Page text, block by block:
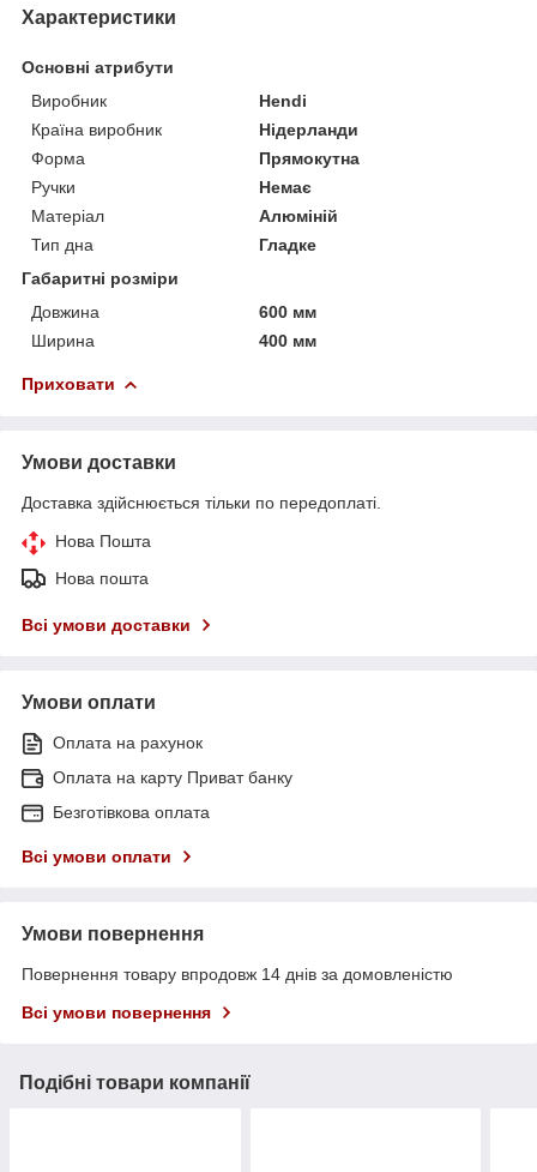
Характеристики
Основні атрибути
Виробник
Hendi
Країна виробник
Нідерланди
Форма
Прямокутна
Ручки
Немає
Матеріал
Алюміній
Тип дна
Гладке
Габаритні розміри
Довжина
600 мм
Ширина
400 мм
Приховати
Умови доставки
Доставка здійснюється тільки по передоплаті.
Нова Пошта
Нова пошта
Всі умови доставки
Умови оплати
Оплата на рахунок
Оплата на карту Приват банку
Безготівкова оплата
Всі умови оплати
Умови повернення
Повернення товару впродовж 14 днів за домовленістю
Всі умови повернення
Подібні товари компанії